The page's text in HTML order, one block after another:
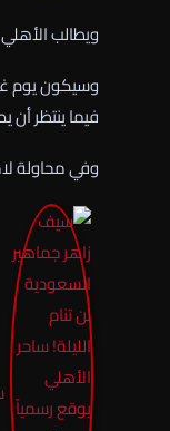
ويطالب
فيما ينتظر أن
وفي محاولة